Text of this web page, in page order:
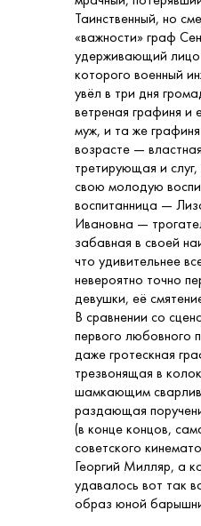
Таинственный, но
«важности» граф
удерживающий лицо
которого военный
увёл в три дня
ветреная графиня и
муж, и та же
возрасте —
третирующая и
свою молодую
воспитанница —
Ивановна —
забавная в своей
что удивительнее
невероятно точно
девушки, её
В сравнении со
первого любовного
даже гротескная
трезвонящая в
шамкающим
раздающая
(в конце концов,
советского
Георгий Милляр, а
удавалось вот так
образ юной